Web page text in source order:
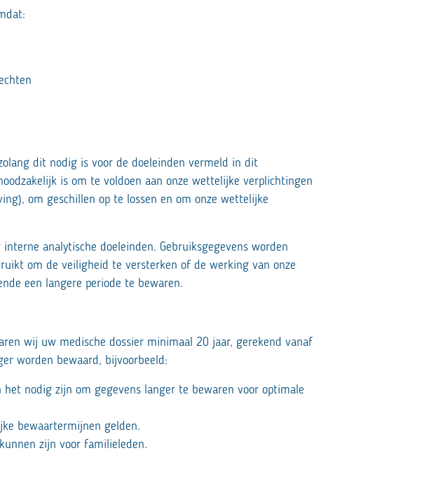
dit nodig is voor de doeleinden vermeld in dit
is om te voldoen aan onze wettelijke verplichtingen
om geschillen op te lossen en om onze wettelijke
analytische doeleinden. Gebruiksgegevens worden
om de veiligheid te versterken of de werking van onze
een langere periode te bewaren.
wij uw medische dossier minimaal 20 jaar, gerekend vanaf
worden bewaard, bijvoorbeeld:
het nodig zijn om gegevens langer te bewaren voor optimale
bewaartermijnen gelden.
zijn voor familieleden.